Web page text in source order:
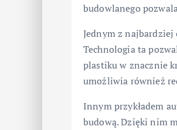
budowlanego
Jednym z
Technologia ta
plastiku w znacznie
umożliwia również
Innym przykładem
budową. Dzięki nim